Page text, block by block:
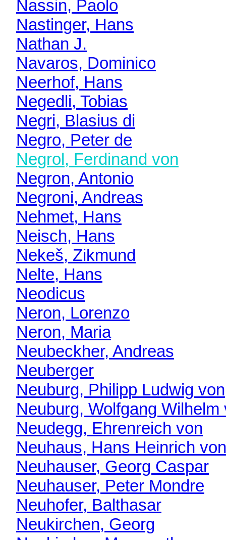
Nassin, Paolo
Nastinger, Hans
Nathan J.
Navaros, Dominico
Neerhof, Hans
Negedli, Tobias
Negri, Blasius di
Negro, Peter de
Negrol, Ferdinand von
Negron, Antonio
Negroni, Andreas
Nehmet, Hans
Neisch, Hans
Nekeš, Zikmund
Nelte, Hans
Neodicus
Neron, Lorenzo
Neron, Maria
Neubeckher, Andreas
Neuberger
Neuburg, Philipp Ludwig von
Neuburg, Wolfgang Wilhelm
Neudegg, Ehrenreich von
Neuhaus, Hans Heinrich von
Neuhauser, Georg Caspar
Neuhauser, Peter Mondre
Neuhofer, Balthasar
Neukirchen, Georg